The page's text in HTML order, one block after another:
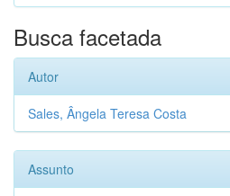
Busca facetada
Autor
Sales, Ângela Teresa Costa
Assunto